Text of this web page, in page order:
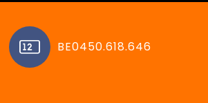
BE0450.618.646